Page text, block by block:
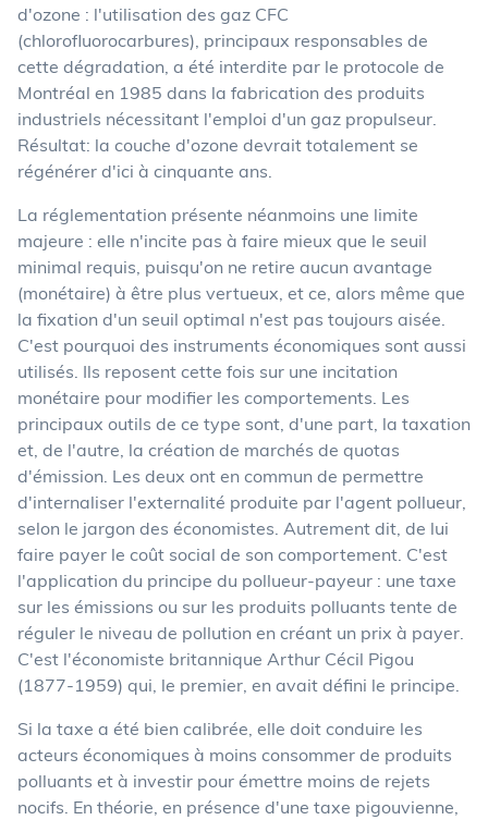
d'ozone : l'utilisation des gaz CFC
(chlorofluorocarbures), principaux responsables de
cette dégradation, a été interdite par le protocole de
Montréal en 1985 dans la fabrication des produits
industriels nécessitant l'emploi d'un gaz propulseur.
Résultat: la couche d'ozone devrait totalement se
régénérer d'ici à cinquante ans.
La réglementation présente néanmoins une limite
majeure : elle n'incite pas à faire mieux que le seuil
minimal requis, puisqu'on ne retire aucun avantage
(monétaire) à être plus vertueux, et ce, alors même que
la fixation d'un seuil optimal n'est pas toujours aisée.
C'est pourquoi des instruments économiques sont aussi
utilisés. Ils reposent cette fois sur une incitation
monétaire pour modifier les comportements. Les
principaux outils de ce type sont, d'une part, la taxation
et, de l'autre, la création de marchés de quotas
d'émission. Les deux ont en commun de permettre
d'internaliser l'externalité produite par l'agent pollueur,
selon le jargon des économistes. Autrement dit, de lui
faire payer le coût social de son comportement. C'est
l'application du principe du pollueur-payeur : une taxe
sur les émissions ou sur les produits polluants tente de
réguler le niveau de pollution en créant un prix à payer.
C'est l'économiste britannique Arthur Cécil Pigou
(1877-1959) qui, le premier, en avait défini le principe.
Si la taxe a été bien calibrée, elle doit conduire les
acteurs économiques à moins consommer de produits
polluants et à investir pour émettre moins de rejets
nocifs. En théorie, en présence d'une taxe pigouvienne,